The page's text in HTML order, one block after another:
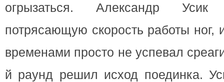
огрызаться. Александр Усик
потрясающую скорость работы ног,
временами просто не успевал
й раунд решил исход поединка.